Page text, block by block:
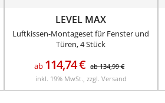
LEVEL MAX
Luftkissen-Montageset für Fenster und
Türen, 4 Stück
ab 114,74€ ab134,99€
inkl. 19% MwSt., zzgl. Versand